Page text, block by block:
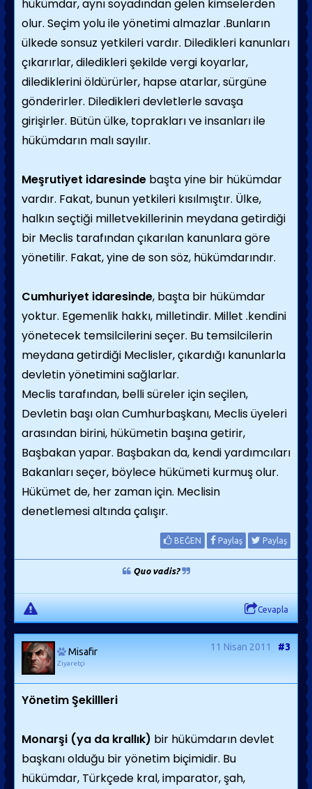
hükümdar, aynı soyadından gelen kimselerden
olur. Seçim yolu ile yönetimi almazlar .Bunların
ülkede sonsuz yetkileri vardır. Diledikleri kanunları
çıkarırlar, diledikleri şekilde vergi koyarlar,
dilediklerini öldürürler, hapse atarlar, sürgüne
gönderirler. Diledikleri devletlerle savaşa
girişirler. Bütün ülke, toprakları ve insanları ile
hükümdarın malı sayılır.
Meşrutiyet idaresinde başta yine bir hükümdar
vardır. Fakat, bunun yetkileri kısılmıştır. Ülke,
halkın seçtiği milletvekillerinin meydana getirdiği
bir Meclis tarafından çıkarılan kanunlara göre
yönetilir. Fakat, yine de son söz, hükümdarındır.
Cumhuriyet idaresinde, başta bir hükümdar
yoktur. Egemenlik hakkı, milletindir. Millet .kendini
yönetecek temsilcilerini seçer. Bu temsilcilerin
meydana getirdiği Meclisler, çıkardığı kanunlarla
devletin yönetimini sağlarlar.
Meclis tarafından, belli süreler için seçilen,
Devletin başı olan Cumhurbaşkanı, Meclis üyeleri
arasından birini, hükümetin başına getirir,
Başbakan yapar. Başbakan da, kendi yardımcıları
Bakanları seçer, böylece hükümeti kurmuş olur.
Hükümet de, her zaman için. Meclisin
denetlemesi altında çalışır.
BEĞEN Paylaş Paylaş
Quo vadis?
Cevapla
Misafir
Ziyaretçi
11 Nisan 2011 #3
Yönetim Şekillleri
Monarşi (ya da krallık) bir hükümdarın devlet
başkanı olduğu bir yönetim biçimidir. Bu
hükümdar, Türkçede kral, imparator, şah,